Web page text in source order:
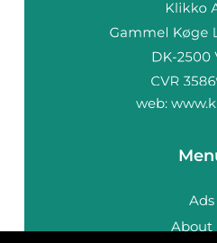
web:
Ads
About